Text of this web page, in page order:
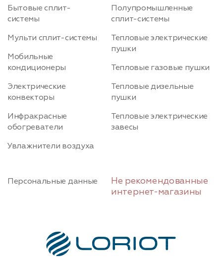
Бытовые сплит-
системы
Мульти сплит-системы
Мобильные
кондиционеры
Электрические
конвекторы
Инфракрасные
обогреватели
Увлажнители воздуха
Полупромышленные
сплит-системы
Тепловые электрические
пушки
Тепловые газовые пушки
Тепловые дизельные
пушки
Тепловые электрические
завесы
Персональные данные
Не рекомендованные
интернет-магазины